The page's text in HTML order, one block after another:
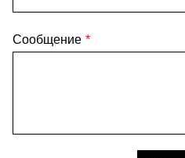
Сообщение